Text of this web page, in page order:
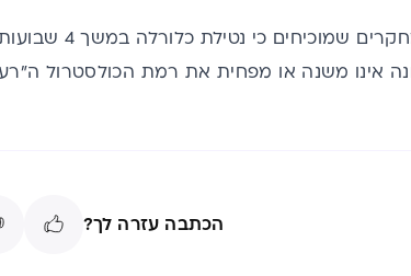
ישנם גם
אינו משנה או מפחית את רמת
הכתבה עזרה לך?